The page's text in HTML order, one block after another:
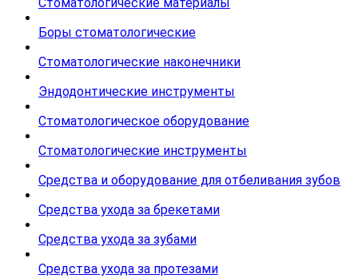
Боры стоматологические
Стоматологические наконечники
Эндодонтические инструменты
Стоматологическое оборудование
Стоматологические инструменты
Средства и оборудование для отбеливания зубов
Средства ухода за брекетами
Средства ухода за зубами
Средства ухода за протезами